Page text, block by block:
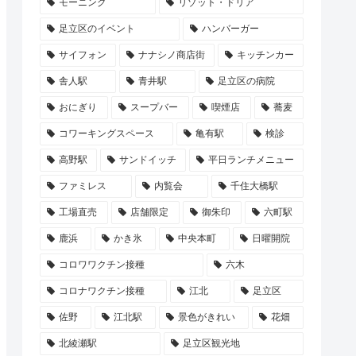
モーニング リゾット・ドリア
足立区のイベント ハンバーガー
サイフォン ナナシノ商店街 キッチンカー
舎人駅 青井駅 足立区の病院
おにぎり スープバー 喫煙店 蕎麦
コワーキングスペース 亀有駅 検診
高野駅 サンドイッチ 平日ランチメニュー
ファミレス 内覧会 千住大橋駅
工場直売 店舗限定 御朱印 六町駅
鹿浜 かき氷 中央本町 日曜開院
コロワワクチン接種 六木
コロナワクチン接種 江北 足立区
佐野 江北駅 景色がきれい 花畑
北綾瀬駅 足立区観光地